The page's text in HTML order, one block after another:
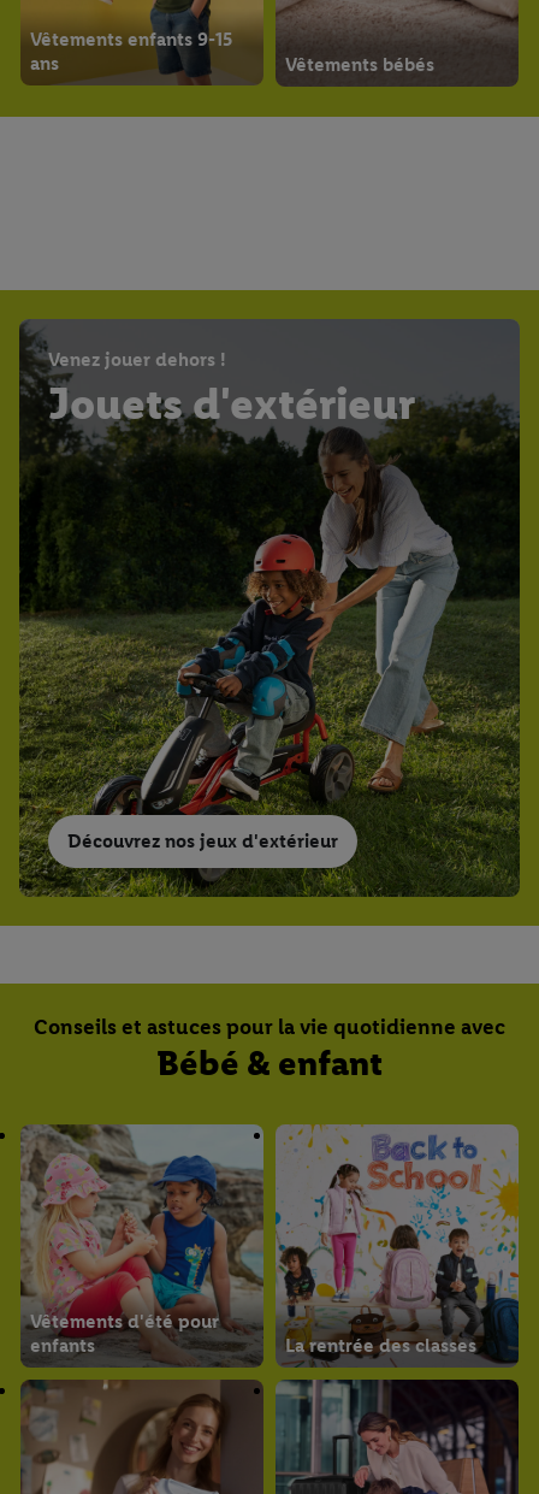
Vêtements bébés
Vêtements enfants 9-15
ans
Venez jouer dehors !
Jouets d'extérieur
Découvrez nos jeux d'extérieur
Conseils et astuces pour la vie quotidienne avec
Bébé & enfant
Vêtements d'été pour
enfants
La rentrée des classes